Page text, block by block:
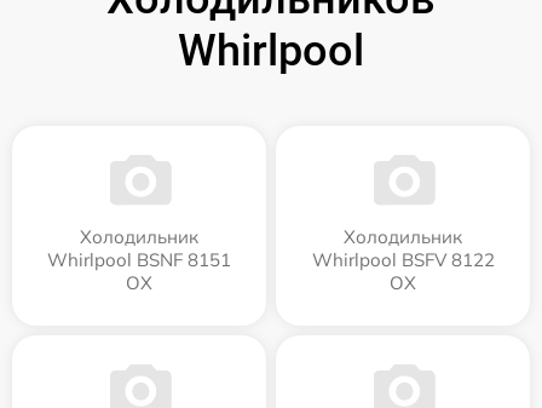
Whirlpool
Холодильник
Whirlpool BSNF 8151
OX
Холодильник
Whirlpool BSFV 8122
OX